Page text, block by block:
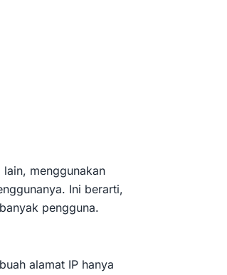
lain, menggunakan
Ini berarti,
pengguna.
alamat IP hanya